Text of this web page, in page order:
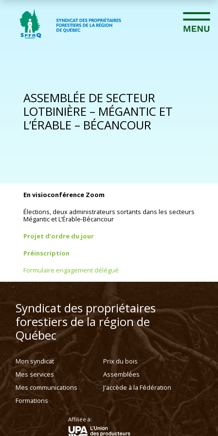
ASSEMBLÉE DE SECTEUR
LOTBINIÈRE – MÉGANTIC ET
L’ÉRABLE – BÉCANCOUR
En visioconférence Zoom
Élections, deux administrateurs sortants dans les secteurs
Mégantic et L’Érable-Bécancour
Projet d’ordre du jour
Préinscription
Formulaire engagement délégué
Syndicat des propriétaires
forestiers de la région de
Québec
Mon syndicat
Mes services
Mes communications
Formations
Prix du bois
Assemblées
J'accède à la Fédération
Affiliée à: